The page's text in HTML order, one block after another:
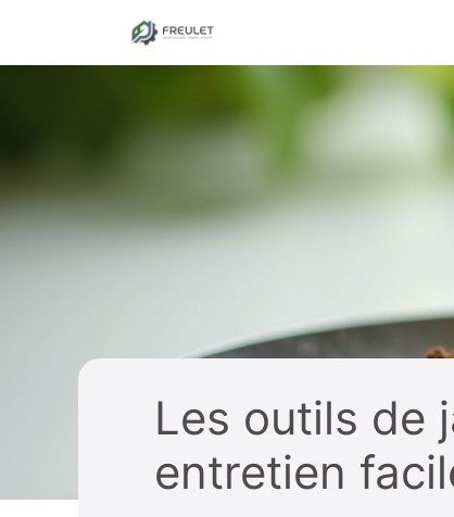
contenu
Les outils de
entretien